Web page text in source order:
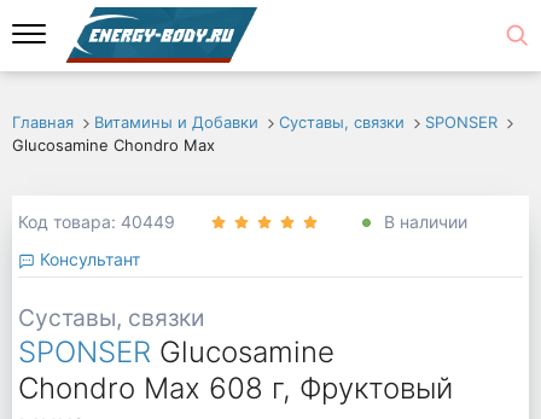
Главная Витамины и Добавки Суставы, связки
SPONSER
Glucosamine Chondro Max
Код товара: 40449
В наличии
Консультант
Суставы, связки
SPONSER Glucosamine
Chondro Max 608 г, Фруктовый